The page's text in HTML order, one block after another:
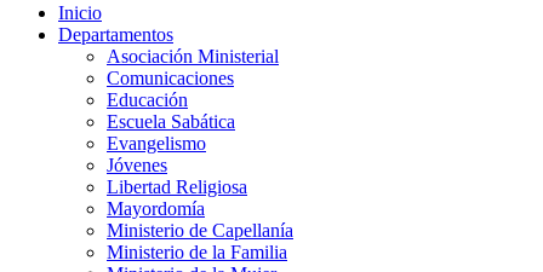
Inicio
Departamentos
Asociación Ministerial
Comunicaciones
Educación
Escuela Sabática
Evangelismo
Jóvenes
Libertad Religiosa
Mayordomía
Ministerio de Capellanía
Ministerio de la Familia